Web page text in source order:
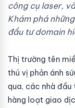
công cụ laser,
Khám phá
đầu tư domain
Thị trường tên
thú vị phản ánh
qua, các nhà đầu
hàng loạt giao